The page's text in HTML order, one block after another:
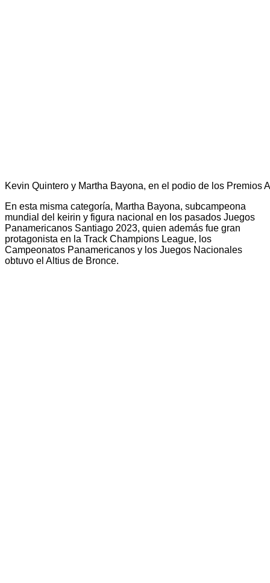
Kevin Quintero y Martha Bayona, en el podio de los
En esta misma categoría, Martha Bayona, subcampeona
mundial del keirin y figura nacional en los pasados Juegos
Panamericanos Santiago 2023, quien además fue gran
protagonista en la Track Champions League, los
Campeonatos Panamericanos y los Juegos Nacionales
obtuvo el Altius de Bronce.